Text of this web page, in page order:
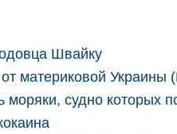
Швайку
материковой
моряки, судно которых